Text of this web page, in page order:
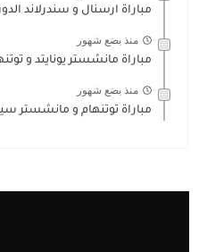
مباراة ارسنال و سندرلاند الدوري
منذ بضع شهور
مباراة مانشستر يونايتد و توتنهام
منذ بضع شهور
مباراة توتنهام و مانشستر سيتي